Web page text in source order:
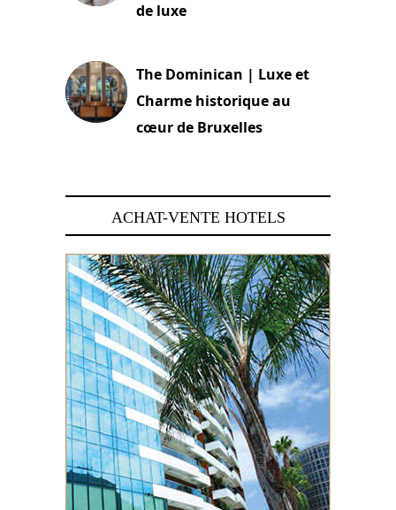
de luxe
The Dominican | Luxe et
Charme historique au
cœur de Bruxelles
ACHAT-VENTE HOTELS